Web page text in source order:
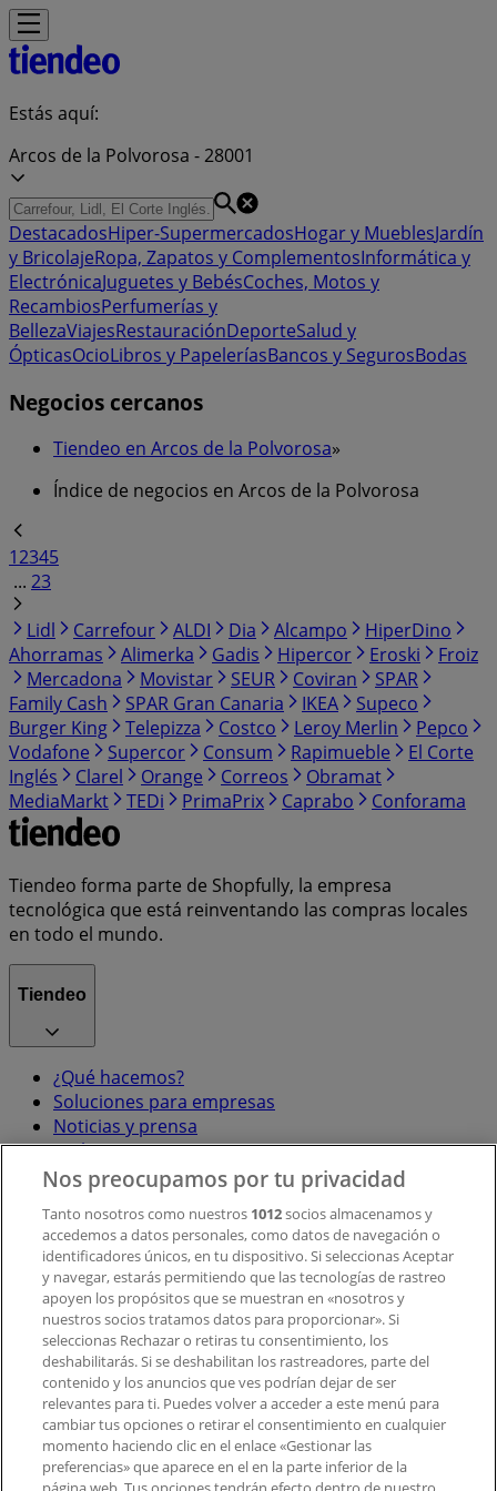
Estás aquí:
Arcos de la Polvorosa - 28001
DestacadosHiper-SupermercadosHogar y MueblesJardín
y BricolajeRopa, Zapatos y ComplementosInformática y
ElectrónicaJuguetes y BebésCoches, Motos y
RecambiosPerfumerías y
BellezaViajesRestauraciónDeporteSalud y
ÓpticasOcioLibros y PapeleríasBancos y SegurosBodas
Negocios cercanos
Tiendeo en Arcos de la Polvorosa»
Índice de negocios en Arcos de la Polvorosa
12345
... 23
Lidl
Carrefour ALDI Dia Alcampo
HiperDino
Ahorramas
Alimerka Gadis Hipercor Eroski
Froiz
Mercadona
Movistar SEUR Coviran
SPAR
Family Cash
SPAR Gran Canaria IKEA
Supeco
Burger King
Telepizza Costco Leroy Merlin
Pepco
Vodafone
Supercor Consum Rapimueble
El Corte
Inglés
Clarel Orange Correos
Obramat
MediaMarkt
TEDi PrimaPrix Caprabo Conforama
Tiendeo forma parte de Shopfully, la empresa
tecnológica que está reinventando las compras locales
en todo el mundo.
Tiendeo
¿Qué hacemos?
Soluciones para empresas
Noticias y prensa
Trabaja con nosotros
Contacto
Contacto comercial y de marketing
Tienda mal colocada en el mapa
Notificar un folleto
¿Encontraste un problema en la web o en la
aplicación?
Índices
Nos preocupamos por tu privacidad
Tanto nosotros como nuestros 1012socios almacenamos y
accedemos a datos personales, como datos de navegación o
identificadores únicos, en tu dispositivo. Si seleccionas Aceptar
y navegar, estarás permitiendo que las tecnologías de rastreo
apoyen los propósitos que se muestran en «nosotros y
nuestros socios tratamos datos para proporcionar». Si
seleccionas Rechazar o retiras tu consentimiento, los
deshabilitarás. Si se deshabilitan los rastreadores, parte del
contenido y los anuncios que ves podrían dejar de ser
relevantes para ti. Puedes volver a acceder a este menú para
cambiar tus opciones o retirar el consentimiento en cualquier
momento haciendo clic en el enlace «Gestionar las
preferencias» que aparece en el en la parte inferior de la